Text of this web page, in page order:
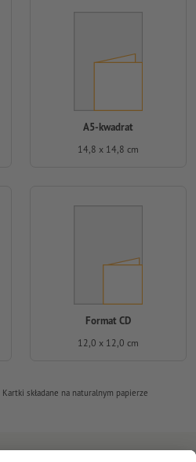
A5-kwadrat
14,8 x 14,8 cm
Format CD
12,0 x 12,0 cm
Kartki składane na naturalnym papierze